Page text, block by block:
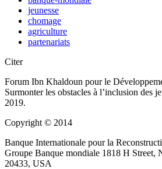
jeunesse
chomage
agriculture
partenariats
Citer
Forum Ibn Khaldoun pour le
Surmonter les obstacles à l’inclusion des
2019.
Copyright © 2014
Banque Internationale pour la
Groupe Banque mondiale 1818 H Street,
20433, USA